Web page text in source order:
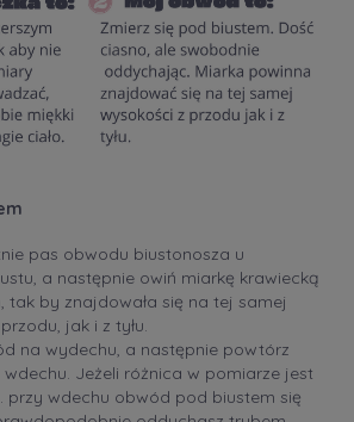
pas obwodu biustonosza u
a następnie owiń miarkę krawiecką
tak by znajdowała się na tej samej
jak i z tyłu.
na wydechu, a następnie powtórz
wdechu. Jeżeli różnica w pomiarze jest
przy wdechu obwód pod biustem się